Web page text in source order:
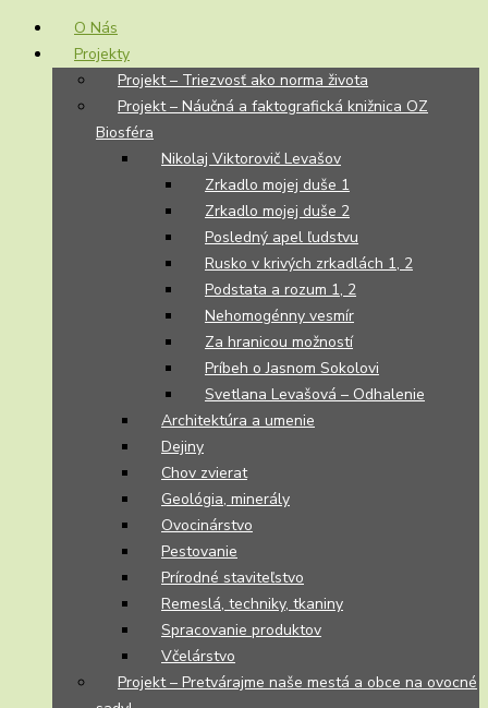
O Nás
Projekty
Projekt – Triezvosť ako norma života
Projekt – Náučná a faktografická knižnica OZ
Biosféra
Nikolaj Viktorovič Levašov
Zrkadlo mojej duše 1
Zrkadlo mojej duše 2
Posledný apel ľudstvu
Rusko v krivých zrkadlách 1, 2
Podstata a rozum 1, 2
Nehomogénny vesmír
Za hranicou možností
Príbeh o Jasnom Sokolovi
Svetlana Levašová – Odhalenie
Architektúra a umenie
Dejiny
Chov zvierat
Geológia, minerály
Ovocinárstvo
Pestovanie
Prírodné staviteľstvo
Remeslá, techniky, tkaniny
Spracovanie produktov
Včelárstvo
Projekt – Pretvárajme naše mestá a obce na ovocné